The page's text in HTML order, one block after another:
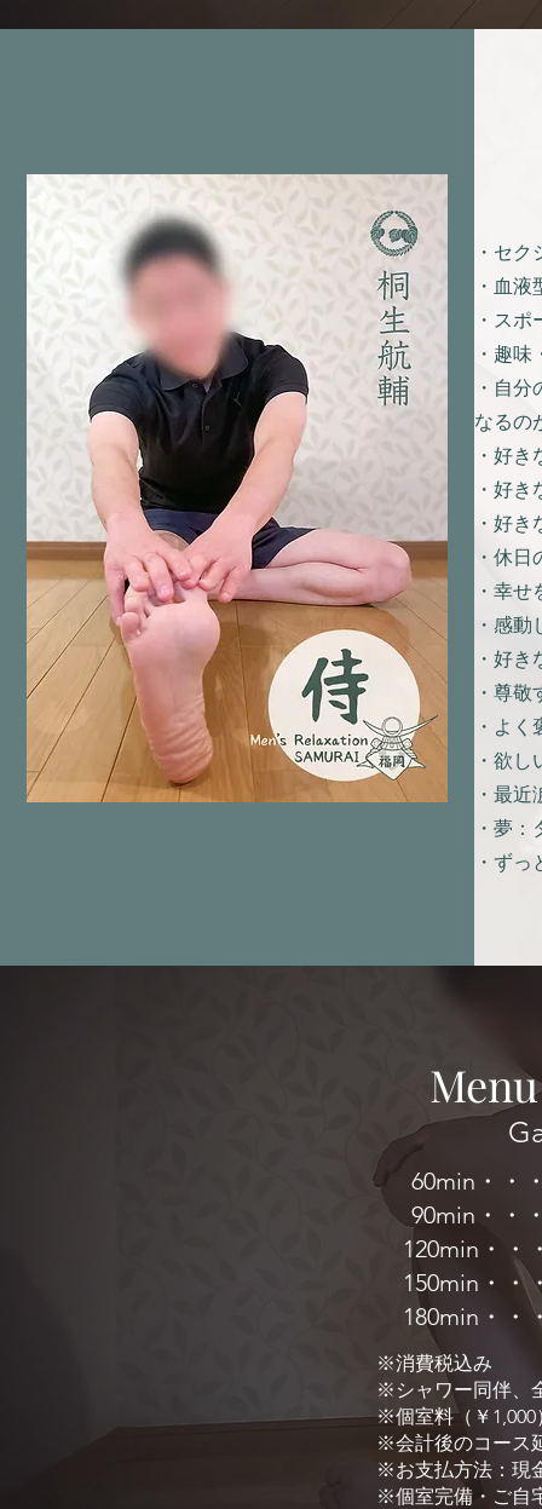
・セ
・血液
・ス
・趣
・自
なるの
・好
・好
・好
・休
・幸
・感
・好
・尊
・よ
・欲
・最
・夢
・ず
60min・・
90min・・
120min・・
150min・・
180min・・
※消費税込み
​※シャワー同伴、
※個室料（￥1,000
※会計後のコース
※お支払方法：現
​※個室完備・ご自